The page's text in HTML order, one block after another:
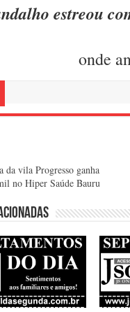
estreou
da vila Progresso ganha
no Hiper Saúde Bauru